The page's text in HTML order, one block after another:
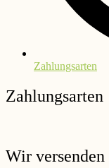
Zahlungsarten
Zahlungsarten
Wir